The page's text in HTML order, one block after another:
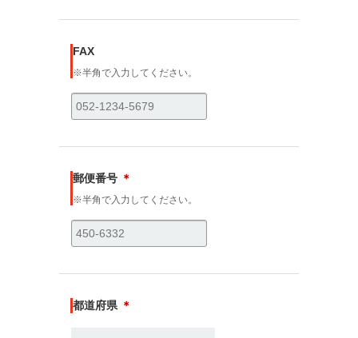
FAX
※半角で入力してください。
郵便番号 ＊
※半角で入力してください。
都道府県 ＊